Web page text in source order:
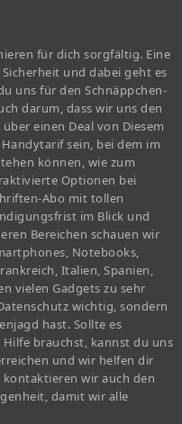
für dich sorgfältig. Eine
und dabei geht es
uns für den Schnäppchen-
darum, dass wir uns den
einen Deal von Diesem
sein, bei dem im
können, wie zum
Optionen bei
Abo mit tollen
im Blick und
Bereichen schauen wir
Notebooks,
Italien, Spanien,
vielen Gadgets zu sehr
wichtig, sondern
hast. Sollte es
brauchst, kannst du uns
und wir helfen dir
wir auch den
damit wir alle